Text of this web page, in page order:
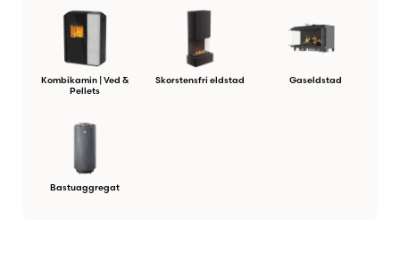
Kombikamin | Ved &
Pellets
Skorstensfri eldstad Gaseldstad
Bastuaggregat